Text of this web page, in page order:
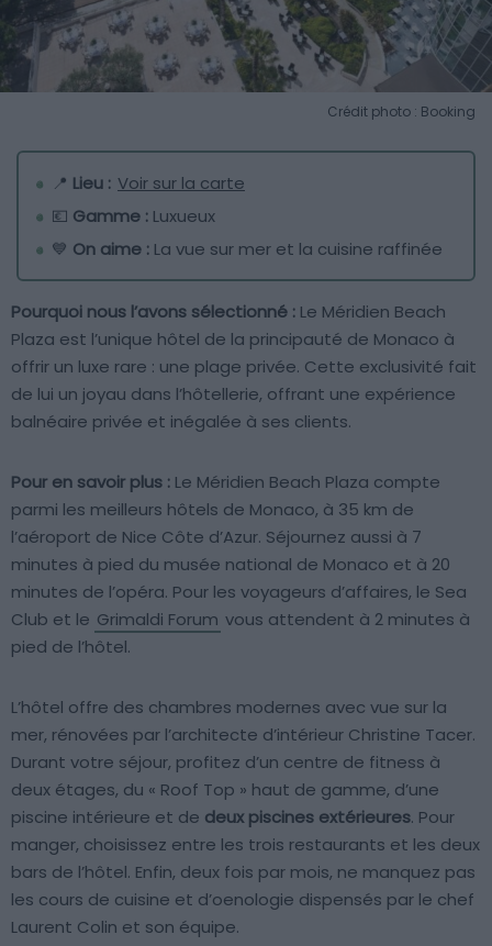
Crédit photo : Booking
📍 Lieu : Voir sur la carte
💶 Gamme : Luxueux
💙 On aime : La vue sur mer et la cuisine raffinée
Pourquoi nous l’avons sélectionné : Le Méridien Beach
Plaza est l’unique hôtel de la principauté de Monaco à
offrir un luxe rare : une plage privée. Cette exclusivité fait
de lui un joyau dans l’hôtellerie, offrant une expérience
balnéaire privée et inégalée à ses clients.
Pour en savoir plus : Le Méridien Beach Plaza compte
parmi les meilleurs hôtels de Monaco, à 35 km de
l’aéroport de Nice Côte d’Azur. Séjournez aussi à 7
minutes à pied du musée national de Monaco et à 20
minutes de l’opéra. Pour les voyageurs d’affaires, le Sea
Club et le Grimaldi Forum vous attendent à 2 minutes à
pied de l’hôtel.
L’hôtel offre des chambres modernes avec vue sur la
mer, rénovées par l’architecte d’intérieur Christine Tacer.
Durant votre séjour, profitez d’un centre de fitness à
deux étages, du « Roof Top » haut de gamme, d’une
piscine intérieure et de deux piscines extérieures. Pour
manger, choisissez entre les trois restaurants et les deux
bars de l’hôtel. Enfin, deux fois par mois, ne manquez pas
les cours de cuisine et d’oenologie dispensés par le chef
Laurent Colin et son équipe.